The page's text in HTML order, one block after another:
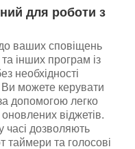
для роботи з
ваших сповіщень
інших програм із
необхідності
можете керувати
допомогою легко
віджетів.
дозволяють
таймери та голосові